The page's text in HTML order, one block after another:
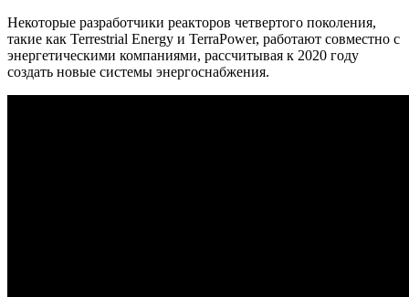
Некоторые разработчики реакторов четвертого поколения,
такие как Terrestrial Energy и TerraPower, работают совместно с
энергетическими компаниями, рассчитывая к 2020 году
создать новые системы энергоснабжения.